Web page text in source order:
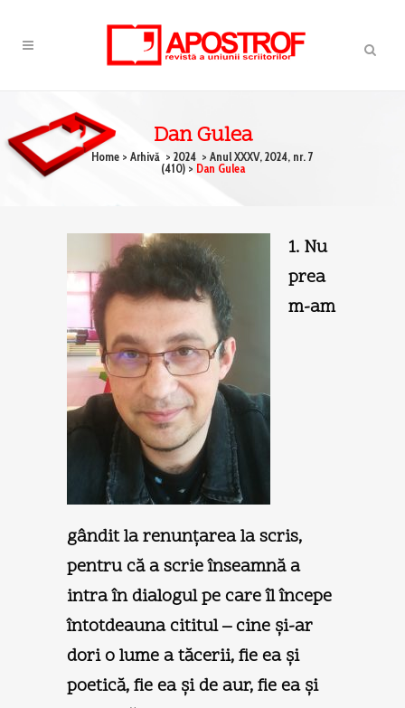
Dan Gulea
Home > Arhivă > 2024 > Anul XXXV, 2024, nr. 7
(410)> Dan Gulea
1. Nu
prea
m-am
gândit la renunţarea la scris,
pentru că a scrie înseamnă a
intra în dialogul pe care îl începe
întotdeauna cititul – cine şi-ar
dori o lume a tăcerii, fie ea şi
poetică, fie ea şi de aur, fie ea şi